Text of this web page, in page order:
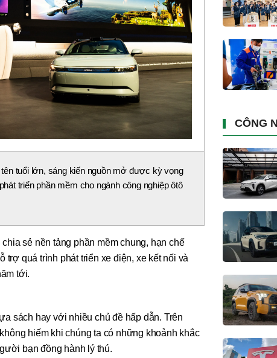
tuổi lớn, sáng kiến nguồn mở được kỳ vọng
triển phần mềm cho ngành công nghiệp ôtô
sẻ nền tảng phần mềm chung, hạn chế
trợ quá trình phát triển xe điện, xe kết nối và
tới.
sách hay với nhiều chủ đề hấp dẫn. Trên
hiếm khi chúng ta có những khoảnh khắc
bạn đồng hành lý thú.
CÔNG